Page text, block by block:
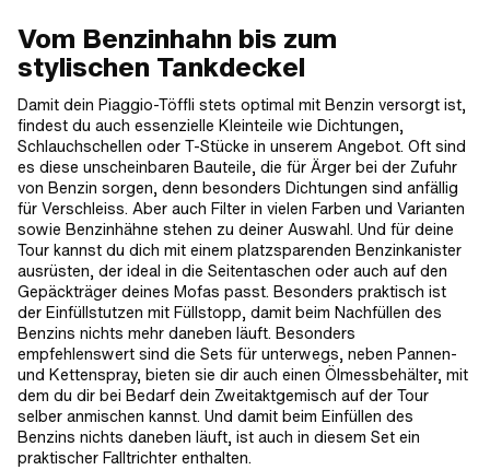
Vom Benzinhahn bis zum
stylischen Tankdeckel
Damit dein Piaggio-Töffli stets optimal mit Benzin versorgt ist,
findest du auch essenzielle Kleinteile wie Dichtungen,
Schlauchschellen oder T-Stücke in unserem Angebot. Oft sind
es diese unscheinbaren Bauteile, die für Ärger bei der Zufuhr
von Benzin sorgen, denn besonders Dichtungen sind anfällig
für Verschleiss. Aber auch Filter in vielen Farben und Varianten
sowie Benzinhähne stehen zu deiner Auswahl. Und für deine
Tour kannst du dich mit einem platzsparenden Benzinkanister
ausrüsten, der ideal in die Seitentaschen oder auch auf den
Gepäckträger deines Mofas passt. Besonders praktisch ist
der Einfüllstutzen mit Füllstopp, damit beim Nachfüllen des
Benzins nichts mehr daneben läuft. Besonders
empfehlenswert sind die Sets für unterwegs, neben Pannen-
und Kettenspray, bieten sie dir auch einen Ölmessbehälter, mit
dem du dir bei Bedarf dein Zweitaktgemisch auf der Tour
selber anmischen kannst. Und damit beim Einfüllen des
Benzins nichts daneben läuft, ist auch in diesem Set ein
praktischer Falltrichter enthalten.